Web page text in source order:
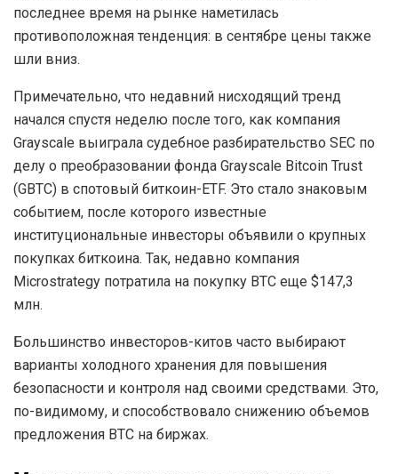
последнее время на рынке наметилась
противоположная тенденция: в сентябре цены также
шли вниз.
Примечательно, что недавний нисходящий тренд
начался спустя неделю после того, как компания
Grayscale выиграла судебное разбирательство SEC по
делу о преобразовании фонда Grayscale Bitcoin Trust
(GBTC) в спотовый биткоин-ETF. Это стало знаковым
событием, после которого известные
институциональные инвесторы объявили о крупных
покупках биткоина. Так, недавно компания
Microstrategy потратила на покупку BTC еще $147,3
млн.
Большинство инвесторов-китов часто выбирают
варианты холодного хранения для повышения
безопасности и контроля над своими средствами. Это,
по-видимому, и способствовало снижению объемов
предложения BTC на биржах.